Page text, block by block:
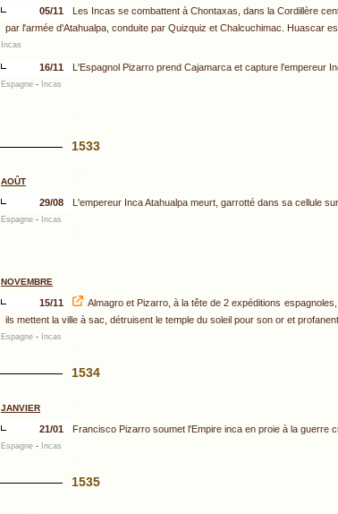
05/11
Les Incas se combattent à Chontaxas, dans la Cordillère
par l'armée d'Atahualpa, conduite par Quizquiz et Chalcuchimac. Huascar
Incas
16/11 L'Espagnol Pizarro prend Cajamarca et capture l'empereur
Espagne - Incas
1533
AOÛT
29/08 L'empereur Inca Atahualpa meurt, garrotté dans sa cellule
Espagne - Incas
NOVEMBRE
15/11
Almagro et Pizarro, à la tête de 2 expéditions
ils mettent la ville à sac, détruisent le temple du soleil pour son or et
Espagne - Incas
1534
JANVIER
21/01 Francisco Pizarro soumet l'Empire inca en proie à la guerre
Espagne - Incas
1535